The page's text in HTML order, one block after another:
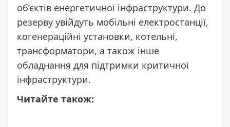
об’єктів енергетичної інфраструктури. До
резерву увійдуть мобільні електростанції,
когенераційні установки, котельні,
трансформатори, а також інше
обладнання для підтримки критичної
інфраструктури.
Читайте також: